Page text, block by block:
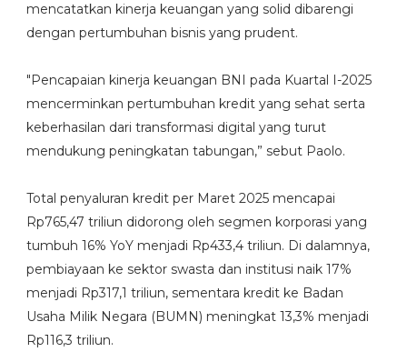
mencatatkan kinerja keuangan yang solid dibarengi
dengan pertumbuhan bisnis yang prudent.
"Pencapaian kinerja keuangan BNI pada Kuartal I-2025
mencerminkan pertumbuhan kredit yang sehat serta
keberhasilan dari transformasi digital yang turut
mendukung peningkatan tabungan,” sebut Paolo.
Total penyaluran kredit per Maret 2025 mencapai
Rp765,47 triliun didorong oleh segmen korporasi yang
tumbuh 16% YoY menjadi Rp433,4 triliun. Di dalamnya,
pembiayaan ke sektor swasta dan institusi naik 17%
menjadi Rp317,1 triliun, sementara kredit ke Badan
Usaha Milik Negara (BUMN) meningkat 13,3% menjadi
Rp116,3 triliun.